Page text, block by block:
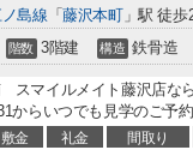
島線 「藤沢本町」駅 徒歩
階数 3階建 構造 鉄骨造
スマイルメイト藤沢店な
からいつでも見学のご予
敷金 礼金 間取り